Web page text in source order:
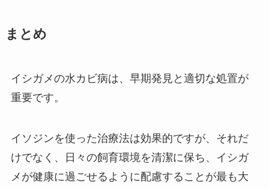
まとめ
イシガメの水カビ病は、早期発見と適切な処置が
重要です。
イソジンを使った治療法は効果的ですが、それだ
けでなく、日々の飼育環境を清潔に保ち、イシガ
メが健康に過ごせるように配慮することが最も大